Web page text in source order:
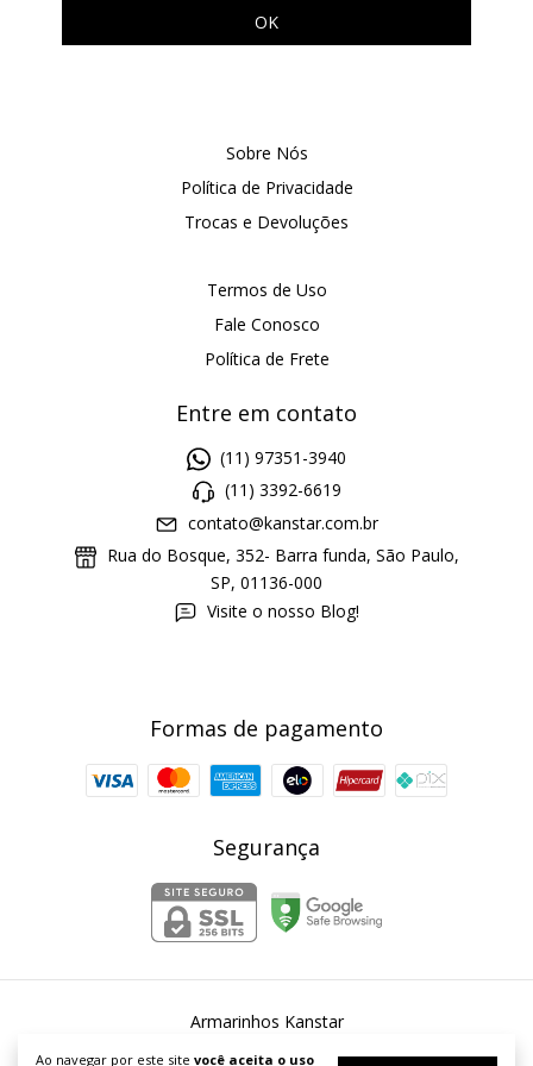
Ao navegar por este site você aceita o uso
Sobre Nós
Política de Privacidade
Trocas e Devoluções
Termos de Uso
Fale Conosco
Política de Frete
Entre em contato
(11) 97351-3940
(11) 3392-6619
contato@kanstar.com.br
Rua do Bosque, 352- Barra funda, São Paulo,
SP, 01136-000
Visite o nosso Blog!
Formas de pagamento
Segurança
Armarinhos Kanstar